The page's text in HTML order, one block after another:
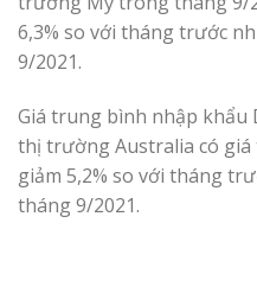
6,3% so với tháng trước
9/2021.
Giá trung bình nhập khẩu
thị trường Australia có giá
giảm 5,2% so với tháng
tháng 9/2021.